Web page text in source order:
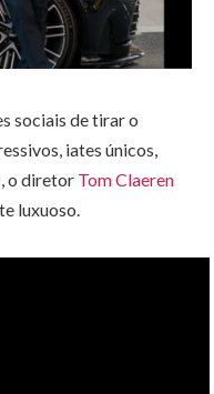
sociais de tirar o
iates únicos,
o diretor Tom Claeren
luxuoso.